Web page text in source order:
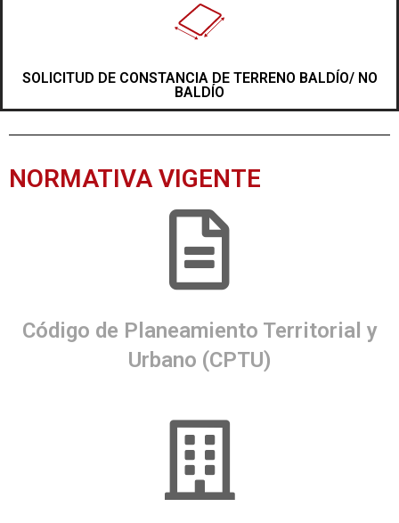
SOLICITUD DE CONSTANCIA DE TERRENO BALDÍO/ NO
BALDÍO
NORMATIVA VIGENTE
Código de Planeamiento Territorial y
Urbano (CPTU)